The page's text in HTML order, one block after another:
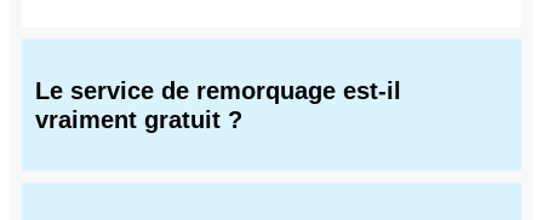
Le service de remorquage est-il
vraiment gratuit ?